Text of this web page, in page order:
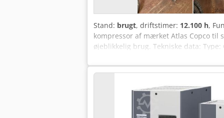
Stand: brugt, driftstimer: 12.100 h,
kompressor af mærket Atlas Copco til
øjeblikkelig brug. Tekniske data:
testes under drift.